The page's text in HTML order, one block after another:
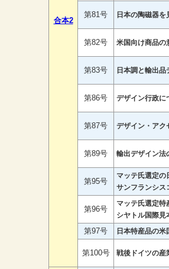
合本2
第81号 日本の陶磁器を
第82号 米国向け商品の
第83号 日本調と輸出品
第86号 デザイン行政に
第87号 デザイン・アク
第89号 輸出デザイン法
第95号
マッテ氏選定の
サンフランシス
第96号
マッテ氏選定特
シヤトル国際見
第97号
日本特産品の
第100号 戦後ドイツの産